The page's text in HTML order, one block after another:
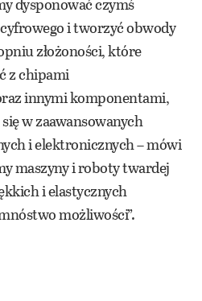
i tworzyć obwody
złożoności, które
z chipami
innymi komponentami,
w zaawansowanych
i elektronicznych – mówi
maszyny i roboty twardej
i elastycznych
możliwości”.